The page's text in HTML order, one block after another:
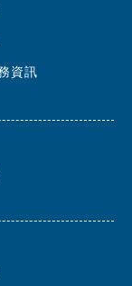
資訊